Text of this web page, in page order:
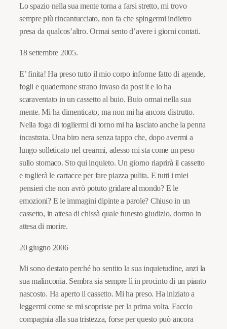
Lo spazio nella sua mente torna a farsi stretto, mi trovo
sempre più rincantucciato, non fa che spingermi indietro
presa da qualcos’altro. Ormai sento d’avere i giorni contati.
18 settembre 2005.
E’ finita! Ha preso tutto il mio corpo informe fatto di agende,
fogli e quadernone strano invaso da post it e lo ha
scaraventato in un cassetto al buio. Buio ormai nella sua
mente. Mi ha dimenticato, ma non mi ha ancora distrutto.
Nella foga di togliermi di torno mi ha lasciato anche la penna
incastrata. Una biro nera senza tappo che, dopo avermi a
lungo solleticato nel crearmi, adesso mi sta come un peso
sullo stomaco. Sto qui inquieto. Un giorno riaprirà il cassetto
e toglierà le cartacce per fare piazza pulita. E tutti i miei
pensieri che non avrò potuto gridare al mondo? E le
emozioni? E le immagini dipinte a parole? Chiuso in un
cassetto, in attesa di chissà quale funesto giudizio, dormo in
attesa di morire.
20 giugno 2006
Mi sono destato perché ho sentito la sua inquietudine, anzi la
sua malinconia. Sembra sia sempre lì in procinto di un pianto
nascosto. Ha aperto il cassetto. Mi ha preso. Ha iniziato a
leggermi come se mi scoprisse per la prima volta. Faccio
compagnia alla sua tristezza, forse per questo può ancora